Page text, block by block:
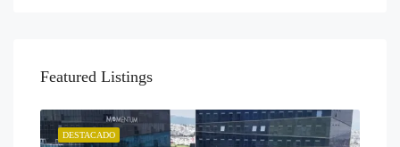
Featured Listings
DESTACADO